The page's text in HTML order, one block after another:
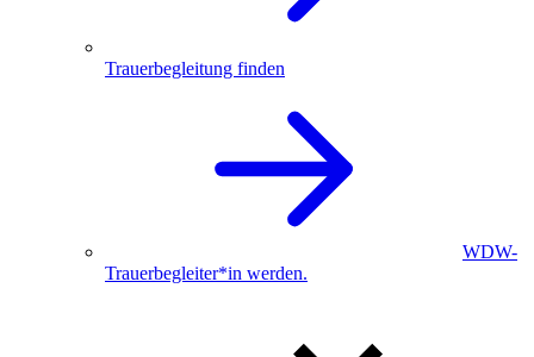
Trauerbegleitung finden
WDW-
Trauerbegleiter*in werden.